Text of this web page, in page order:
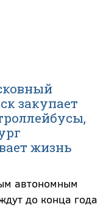
закупает
жизнь
автономным
до конца года